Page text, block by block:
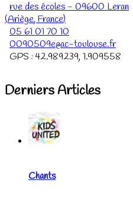
rue des écoles - 09600 Leran
(Ariège, France)
05 61 01 70 10
0090509e@ac-toulouse.fr
GPS : 42.989239, 1.909558
Derniers Articles
Chants